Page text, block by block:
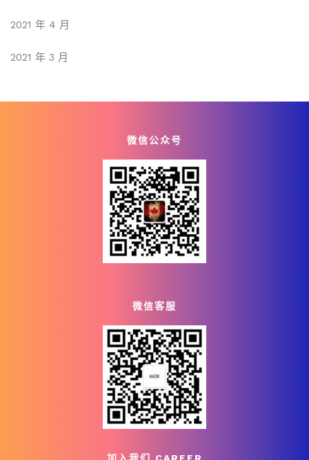
2021 年 4 月
2021 年 3 月
微信公众号
微信客服